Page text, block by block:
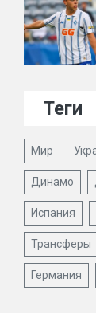
Теги
Мир
Динамо
Испания
Трансферы
Германия